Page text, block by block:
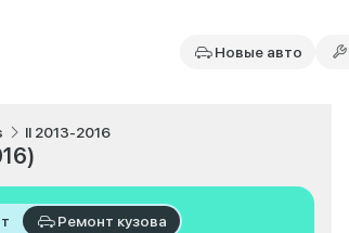
Новые авто
II 2013-2016
Ремонт кузова